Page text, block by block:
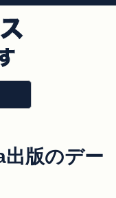
版のデー